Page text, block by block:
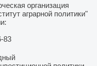
организация
аграрной политики"
83